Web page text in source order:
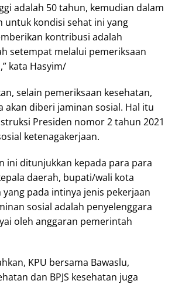
adalah 50 tahun, kemudian dalam
untuk kondisi sehat ini yang
kontribusi adalah
setempat melalui pemeriksaan
kata Hasyim/
selain pemeriksaan kesehatan,
akan diberi jaminan sosial. Hal itu
Presiden nomor 2 tahun 2021
ketenagakerjaan.
ini ditunjukkan kepada para para
daerah, bupati/wali kota
pada intinya jenis pekerjaan
sosial adalah penyelenggara
oleh anggaran pemerintah
KPU bersama Bawaslu,
dan BPJS kesehatan juga